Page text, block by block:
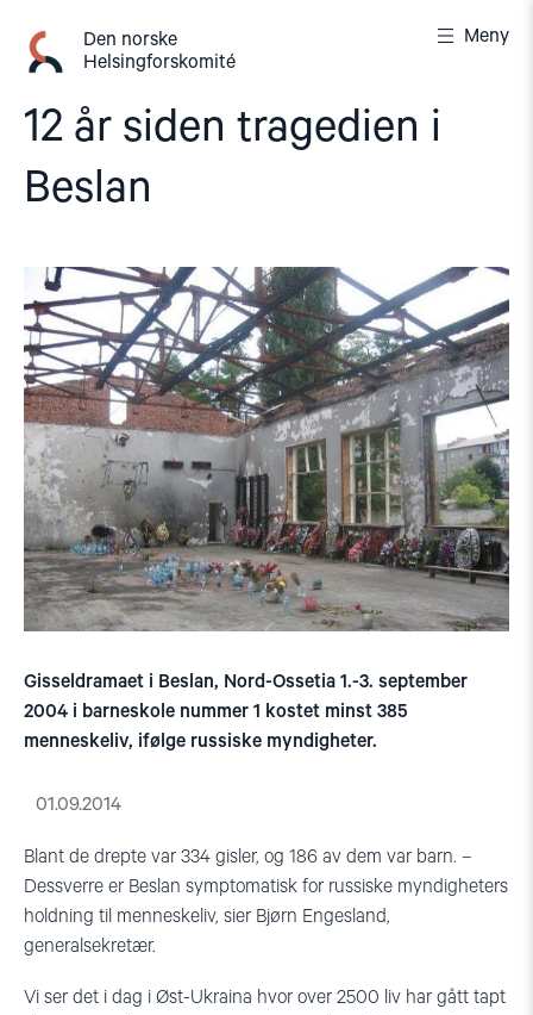
innhold
Den norske
Helsingforskomité
Meny
12 år siden tragedien i
Beslan
Gisseldramaet i Beslan, Nord-Ossetia 1.-3. september
2004 i barneskole nummer 1 kostet minst 385
menneskeliv, ifølge russiske myndigheter.
01.09.2014
Blant de drepte var 334 gisler, og 186 av dem var barn. –
Dessverre er Beslan symptomatisk for russiske myndigheters
holdning til menneskeliv, sier Bjørn Engesland,
generalsekretær.
Vi ser det i dag i Øst-Ukraina hvor over 2500 liv har gått tapt